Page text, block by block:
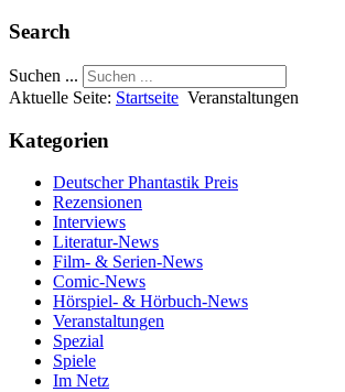
Search
Suchen ...
Aktuelle Seite: Startseite Veranstaltungen
Kategorien
Deutscher Phantastik Preis
Rezensionen
Interviews
Literatur-News
Film- & Serien-News
Comic-News
Hörspiel- & Hörbuch-News
Veranstaltungen
Spezial
Spiele
Im Netz